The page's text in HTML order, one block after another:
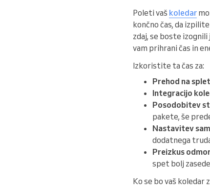
Poleti vaš koledar
končno čas, da
zdaj, se boste
vam prihrani čas in
Izkoristite ta čas za:
Prehod na
Integracijo
Posodobitev
pakete, še
Nastavitev
dodatnega
Preizkus
spet bolj
Ko se bo vaš